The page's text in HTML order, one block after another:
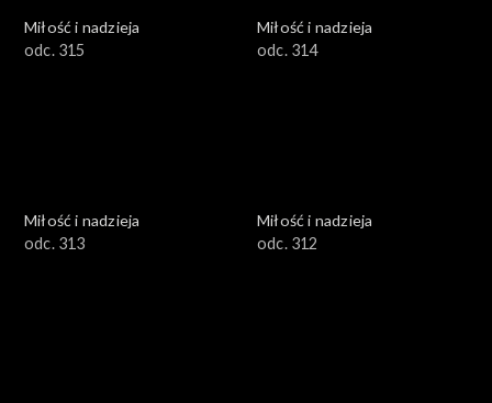
Miłość i nadzieja
odc. 315
Miłość i nadzieja
odc. 314
Miłość i nadzieja
odc. 313
Miłość i nadzieja
odc. 312